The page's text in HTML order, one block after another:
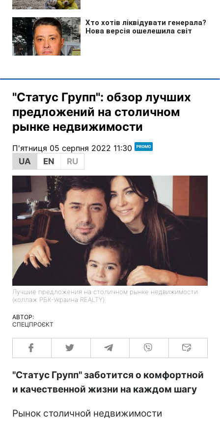
"Статус Групп": обзор лучших
предложений на столичном
рынке недвижимости
П'ятниця 05 серпня 2022 11:30
UA
EN RU
Лучшие предложения на столичном рынке недвижимости
(коллаж РБК-Украина REALTY)
АВТОР:
СПЕЦПРОЄКТ
"Статус Групп" заботится о комфортной
и качественной жизни на каждом шагу
Рынок столичной недвижимости